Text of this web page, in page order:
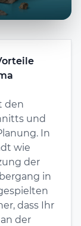
den
und
In
wie
der
in
dass Ihr
der